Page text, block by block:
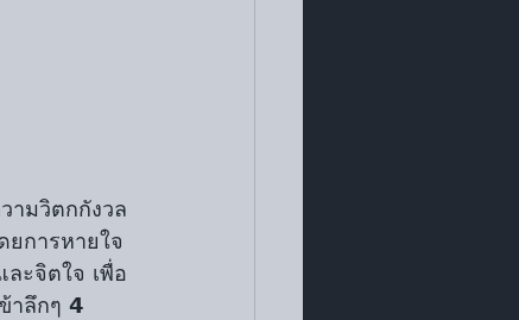
ามวิตกกังวล
ยการหายใจ
ะจิตใจ เพื่อ
าลึกๆ 𝟰